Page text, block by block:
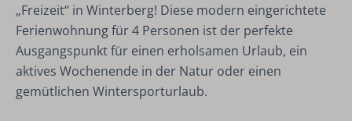
„Freizeit“ in Winterberg! Diese modern eingerichtete
Ferienwohnung für 4 Personen ist der perfekte
Ausgangspunkt für einen erholsamen Urlaub, ein
aktives Wochenende in der Natur oder einen
gemütlichen Wintersporturlaub.